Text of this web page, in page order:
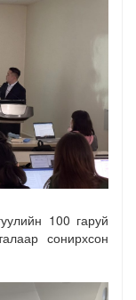
100 гаруй
сонирхсон